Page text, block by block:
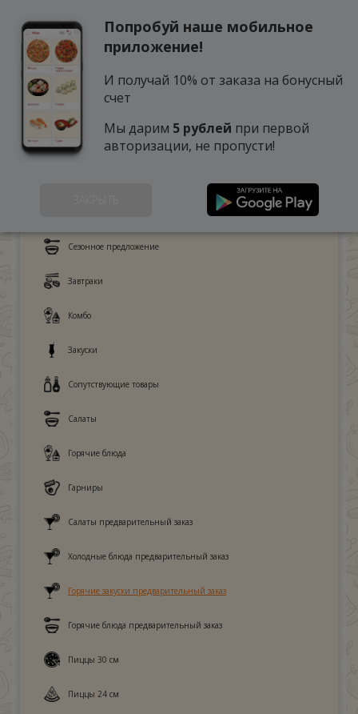
Сезонное предложение
Завтраки
Комбо
Закуски
Сопутствующие товары
Салаты
Горячие блюда
Гарниры
Салаты предварительный заказ
Холодные блюда предварительный заказ
Горячие закуски предварительный заказ
Горячие блюда предварительный заказ
Пиццы 30 см
Пиццы 24 см
Попробуй наше мобильное
приложение!
И получай 10% от заказа на бонусный
счет
Мы дарим 5 рублей при первой
авторизации, не пропусти!